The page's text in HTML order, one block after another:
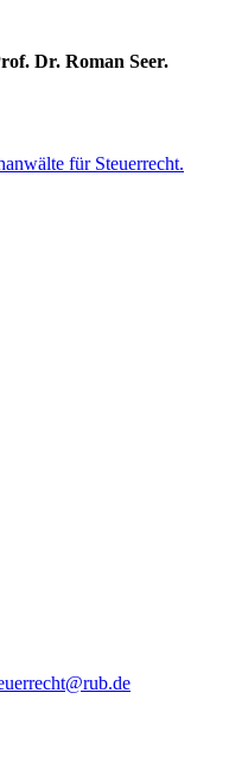
Dr. Roman Seer.
für Steuerrecht.